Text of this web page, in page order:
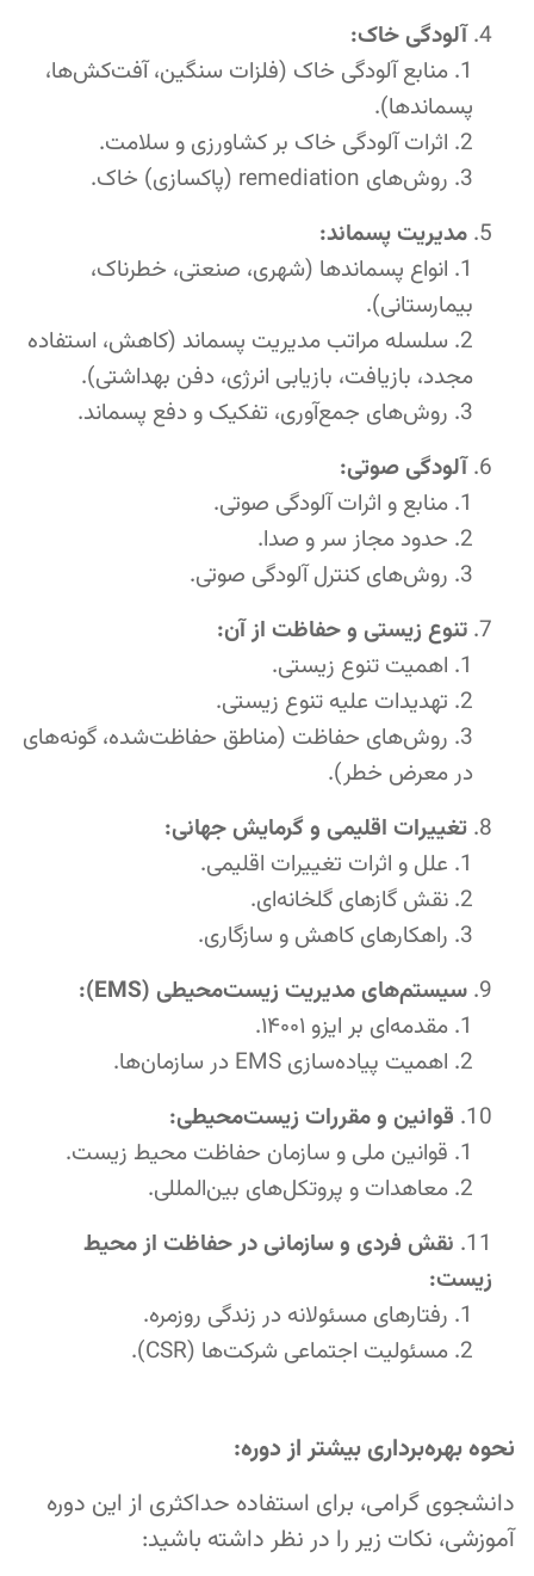
آلودگی خاک:
منابع آلودگی خاک (فلزات سنگین، آفت‌کش‌ها،
پسماندها).
اثرات آلودگی خاک بر کشاورزی و سلامت.
روش‌های remediation (پاکسازی) خاک.
مدیریت پسماند:
انواع پسماندها (شهری، صنعتی، خطرناک،
بیمارستانی).
سلسله مراتب مدیریت پسماند (کاهش، استفاده
مجدد، بازیافت، بازیابی انرژی، دفن بهداشتی).
روش‌های جمع‌آوری، تفکیک و دفع پسماند.
آلودگی صوتی:
منابع و اثرات آلودگی صوتی.
حدود مجاز سر و صدا.
روش‌های کنترل آلودگی صوتی.
تنوع زیستی و حفاظت از آن:
اهمیت تنوع زیستی.
تهدیدات علیه تنوع زیستی.
روش‌های حفاظت (مناطق حفاظت‌شده، گونه‌های
در معرض خطر).
تغییرات اقلیمی و گرمایش جهانی:
علل و اثرات تغییرات اقلیمی.
نقش گازهای گلخانه‌ای.
راهکارهای کاهش و سازگاری.
سیستم‌های مدیریت زیست‌محیطی (EMS):
مقدمه‌ای بر ایزو ۱۴۰۰۱.
اهمیت پیاده‌سازی EMS در سازمان‌ها.
قوانین و مقررات زیست‌محیطی:
قوانین ملی و سازمان حفاظت محیط زیست.
معاهدات و پروتکل‌های بین‌المللی.
نقش فردی و سازمانی در حفاظت از محیط
زیست:
رفتارهای مسئولانه در زندگی روزمره.
مسئولیت اجتماعی شرکت‌ها (CSR).
نحوه بهره‌برداری بیشتر از دوره:
دانشجوی گرامی، برای استفاده حداکثری از این دوره
آموزشی، نکات زیر را در نظر داشته باشید: